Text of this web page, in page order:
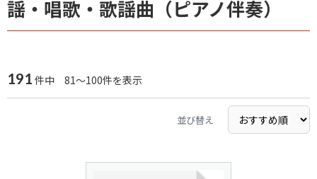
謡・唱歌・歌謡曲（ピアノ伴奏）
191 件中 81～100件を表示
並び替え